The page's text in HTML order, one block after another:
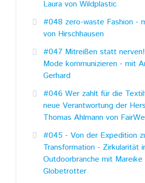
Laura von Wildplastic
#048 zero-waste Fashion -
von Hirschhausen
#047 Mitreißen statt
Mode kommunizieren - mit
Gerhard
#046 Wer zahlt für die
neue Verantwortung der
Thomas Ahlmann von
#045 - Von der Expedition
Transformation - Zirkularität
Outdoorbranche mit
Globetrotter